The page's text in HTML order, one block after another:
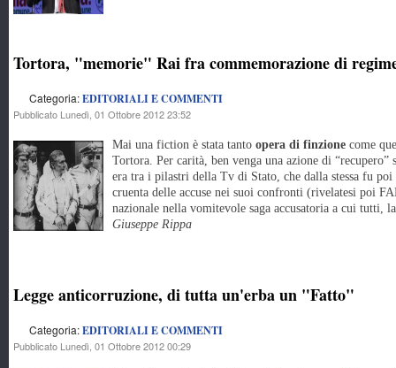
Tortora, "memorie" Rai fra commemorazione di
Categoria:EDITORIALI E COMMENTI
Pubblicato Lunedì, 01 Ottobre 2012 23:52
Mai una fiction è stata tanto opera di finzione come
Tortora. Per carità, ben venga una azione di
era tra i pilastri della Tv di Stato, che dalla stessa fu
cruenta delle accuse nei suoi confronti (rivelatesi poi
nazionale nella vomitevole saga accusatoria a cui tutti,
Giuseppe Rippa
Legge anticorruzione, di tutta un'erba un "Fatto"
Categoria:EDITORIALI E COMMENTI
Pubblicato Lunedì, 01 Ottobre 2012 00:29